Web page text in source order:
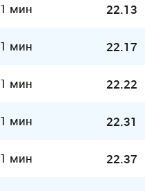
1 мин 22.13
1 мин 22.17
1 мин 22.22
1 мин 22.31
1 мин 22.37